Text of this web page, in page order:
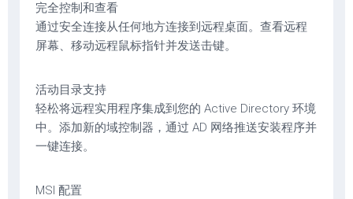
完全控制和查看
通过安全连接从任何地方连接到远程桌面。查看远程
屏幕、移动远程鼠标指针并发送击键。
活动目录支持
轻松将远程实用程序集成到您的 Active Directory 环境
中。添加新的域控制器，通过 AD 网络推送安装程序并
一键连接。
MSI 配置